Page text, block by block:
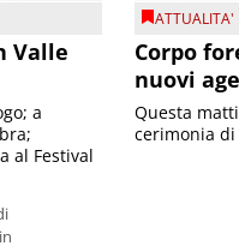
Valle
a
al Festival
ATTUALITA'
Corpo
nuovi
Questa
cerimonia